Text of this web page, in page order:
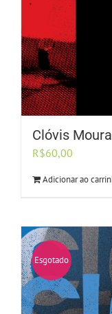
Clóvis
R$60,00
Adicionar ao
Esgotado